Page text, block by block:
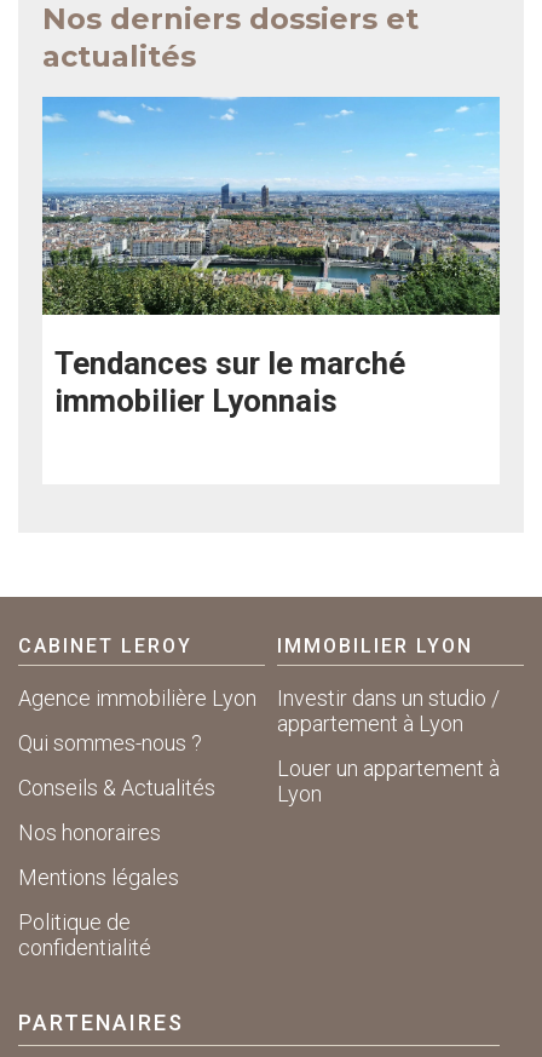
Nos derniers dossiers et
actualités
Tendances sur le marché
immobilier Lyonnais
CABINET LEROY
Agence immobilière Lyon
Qui sommes-nous ?
Conseils & Actualités
Nos honoraires
Mentions légales
Politique de
confidentialité
IMMOBILIER LYON
Investir dans un studio /
appartement à Lyon
Louer un appartement à
Lyon
PARTENAIRES